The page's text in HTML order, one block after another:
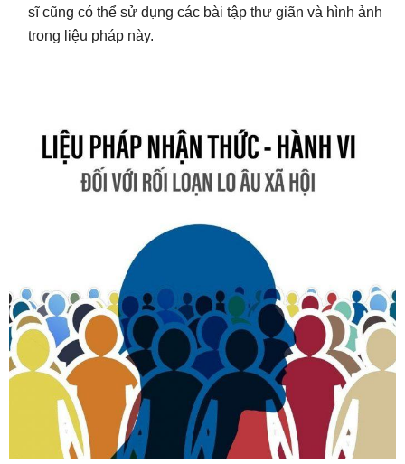
sĩ cũng có thể sử dụng các bài tập thư giãn và hình ảnh
trong liệu pháp này.